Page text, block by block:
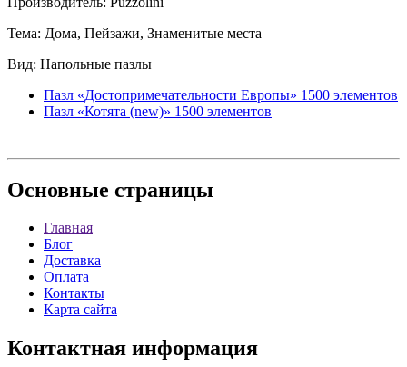
Тема: Дома, Пейзажи, Знаменитые места
Вид: Напольные пазлы
Пазл «Достопримечательности Европы» 1500 элементов
Пазл «Котята (new)» 1500 элементов
Основные страницы
Главная
Блог
Доставка
Оплата
Контакты
Карта сайта
Контактная информация